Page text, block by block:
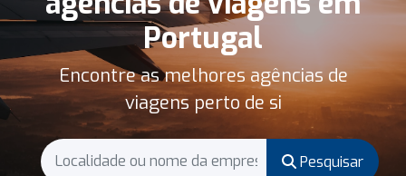
Portugal
Encontre as melhores agências de
viagens perto de si
Pesquisar